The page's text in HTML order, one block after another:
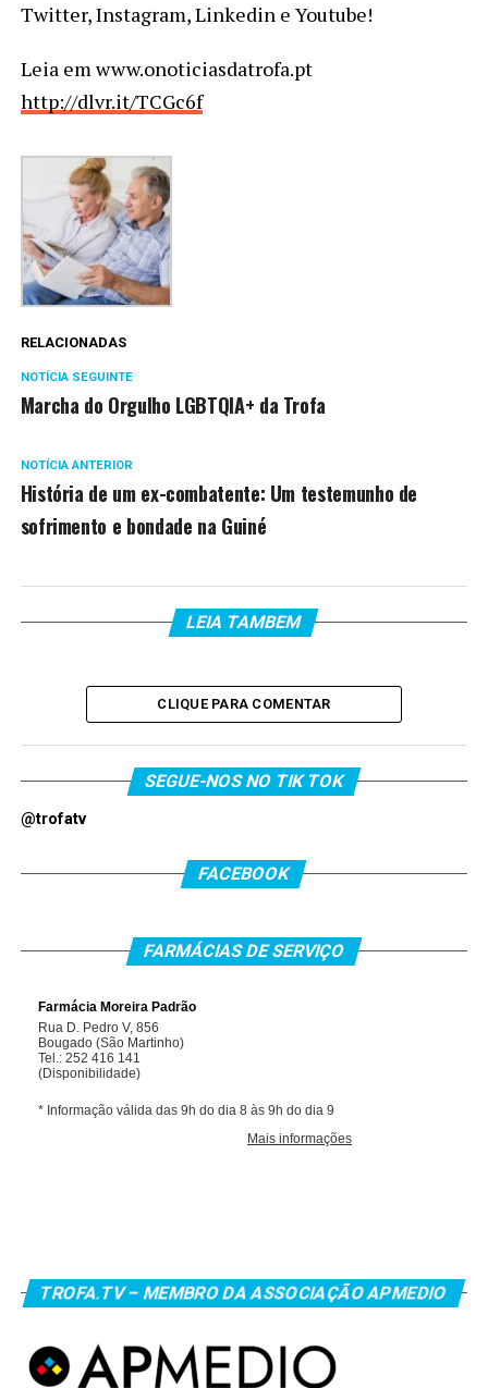
Twitter, Instagram, Linkedin e Youtube!
Leia em www.onoticiasdatrofa.pt
http://dlvr.it/TCGc6f
RELACIONADAS
NOTÍCIA SEGUINTE
Marcha do Orgulho LGBTQIA+ da Trofa
NOTÍCIA ANTERIOR
História de um ex-combatente: Um testemunho de
sofrimento e bondade na Guiné
LEIA TAMBEM
CLIQUE PARA COMENTAR
SEGUE-NOS NO TIK TOK
@trofatv
FACEBOOK
FARMÁCIAS DE SERVIÇO
TROFA.TV – MEMBRO DA ASSOCIAÇÃO APMEDIO